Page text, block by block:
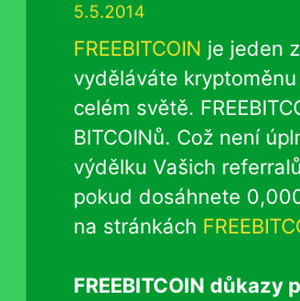
5.5.2014
FREEBITCOIN je jeden
vyděláváte
celém světě.
BITCOINů. Což není
výdělku Vašich
pokud dosáhnete
na stránkách
FREEBITCOIN důkazy